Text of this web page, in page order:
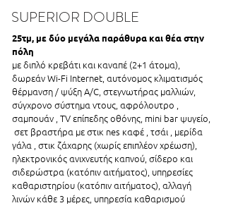
SUPERIOR DOUBLE
25τμ, με δύο μεγάλα παράθυρα και θέα στην
πόλη
με διπλό κρεβάτι και καναπέ (2+1 άτομα),
δωρεάν Wi-Fi Internet, αυτόνομος κλιματισμός
θέρμανση / ψύξη A/C, στεγνωτήρας μαλλιών,
σύγχρονο σύστημα ντους, αφρόλουτρο ,
σαμπουάν , TV επίπεδης οθόνης, mini bar ψυγείο,
σετ βραστήρα με στικ nes καφέ , τσάι , μερίδα
γάλα , στικ ζάχαρης (χωρίς επιπλέον χρέωση),
ηλεκτρονικός ανιχνευτής καπνού, σίδερο και
σιδερώστρα (κατόπιν αιτήματος), υπηρεσίες
καθαριστηρίου (κατόπιν αιτήματος), αλλαγή
λινών κάθε 3 μέρες, υπηρεσία καθαρισμού